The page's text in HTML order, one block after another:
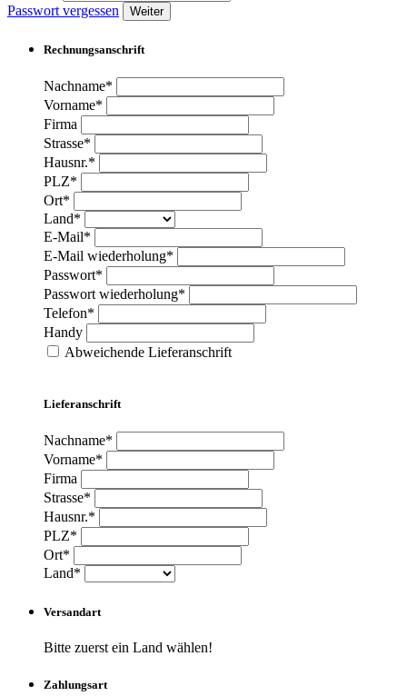
Passwort vergessen
Weiter
Rechnungsanschrift
Nachname*
Vorname*
Firma
Strasse*
Hausnr.*
PLZ*
Ort*
Land*
E-Mail*
E-Mail wiederholung*
Passwort*
Passwort wiederholung*
Telefon*
Handy
Abweichende Lieferanschrift
Lieferanschrift
Nachname*
Vorname*
Firma
Strasse*
Hausnr.*
PLZ*
Ort*
Land*
Versandart
Bitte zuerst ein Land wählen!
Zahlungsart